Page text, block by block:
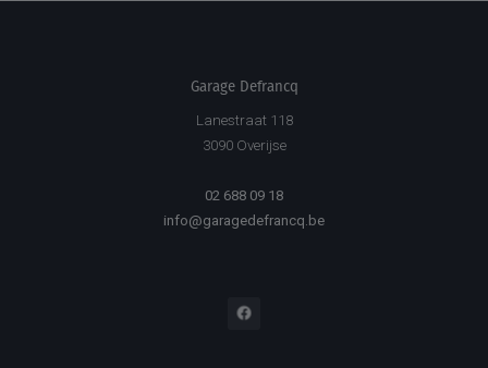
Garage Defrancq
Lanestraat 118
3090 Overijse
02 688 09 18
info@garagedefrancq.be